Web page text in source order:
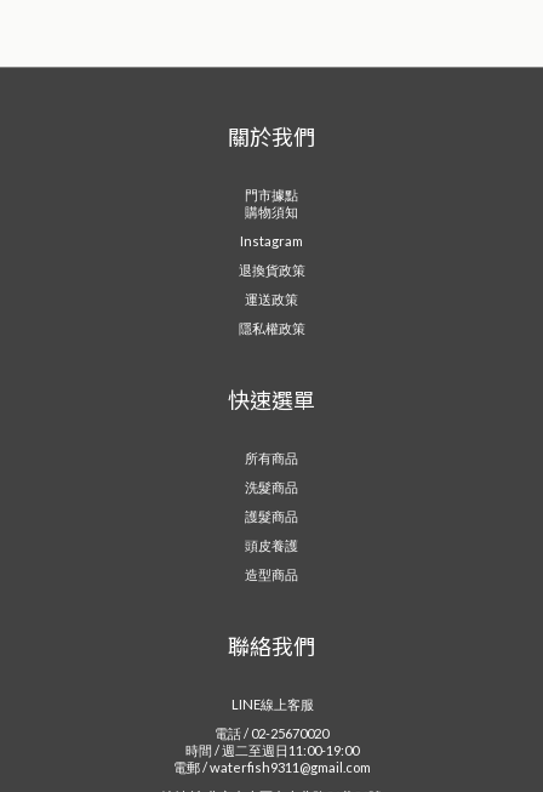
關於我們
門市據點
購物須知
Instagram
退換貨政策
運送政策
隱私權政策
快速選單
所有商品
洗髮商品
護髮商品
頭皮養護
造型商品
聯絡我們
LINE線上客服
電話 / 02-25670020
時間 / 週二至週日11:00-19:00
電郵 / waterfish9311@gmail.com